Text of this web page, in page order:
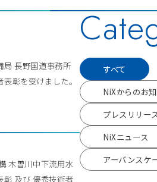
局 長野国道事務所
彰を受けました。
木曽川中下流用水
及び 優秀技術者
すべて
NiXからのお
プレスリリース
NiXニュース
アーバンスケ